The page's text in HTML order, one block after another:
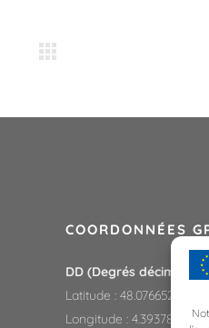
COORDONNÉES
DD (Degrés décimaux):
Latitude : 48.0766525
Longitude :